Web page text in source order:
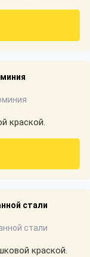
краской.
стали
краской.